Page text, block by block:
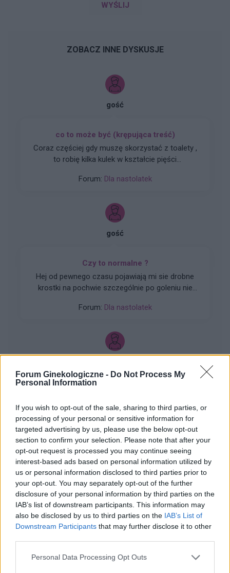
Forum Ginekologiczne - Do Not Process My
Personal Information
If you wish to opt-out of the sale, sharing to third parties, or
processing of your personal or sensitive information for
targeted advertising by us, please use the below opt-out
section to confirm your selection. Please note that after your
opt-out request is processed you may continue seeing
interest-based ads based on personal information utilized by
us or personal information disclosed to third parties prior to
your opt-out. You may separately opt-out of the further
disclosure of your personal information by third parties on the
IAB’s list of downstream participants. This information may
also be disclosed by us to third parties on the IAB’s List of
Downstream Participants that may further disclose it to other
Personal Data Processing Opt Outs
WYŚLIJ
ZOBACZ INNE DYSKUSJE
gość
co to może być (krępująca treść)
Coraz częściej gdy muszę skorzystać z toalety ,
to robię kilka kulek w kształcie pięści
do odbytu. Ból jest dosyć intensywny, kąpiel lub
około 2 miesięcy. Co w takiej sytuacji może
pomóc. ?
Forum: Dla nastolatek
gość
Czy to normalne ?
Hej od pewnego czasu pojawiają mi sie drobne
krostki na pochwie szczególnie po goleniu nie
Forum: Dla nastolatek
Witam. Przychodzę z takim już ostatnim
pytaniem.. podczas korzystania w toalecie,
bardziej w trakcie załatwiania się , bardzo silny
ból (ostry , kłujący , bardziej w środku odbytu).
Dodam , że trochę spędziłam czasu. Co to
może być ?? . Liczę na pozytywne komentarze ,
z góry dzięki. Czasami mogę nie odpisywać ,
wiec podam maila gabbka09@gmail.com
Forum: Dla nastolatek
gość
Nabrzmiałe wargi sromowe